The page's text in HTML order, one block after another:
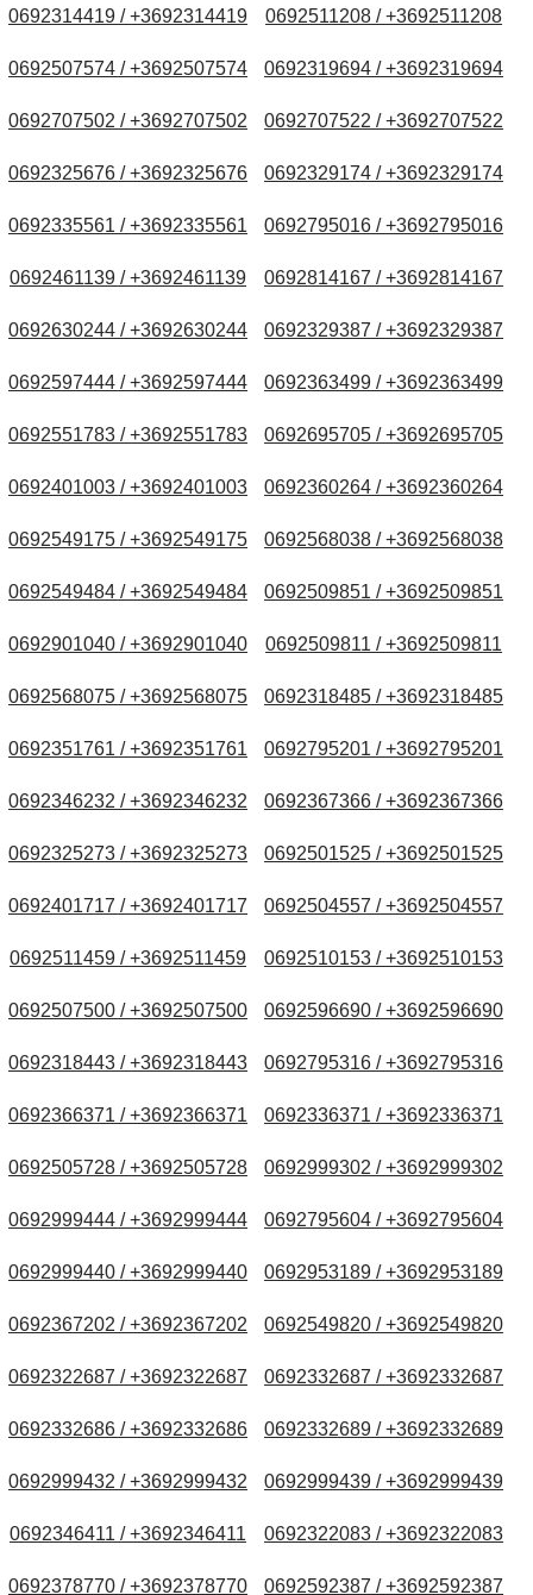
0692314419 / +3692314419 0692511208 / +3692511208
0692507574 / +3692507574 0692319694 / +3692319694
0692707502 / +3692707502 0692707522 / +3692707522
0692325676 / +3692325676 0692329174 / +3692329174
0692335561 / +3692335561 0692795016 / +3692795016
0692461139 / +3692461139 0692814167 / +3692814167
0692630244 / +3692630244 0692329387 / +3692329387
0692597444 / +3692597444 0692363499 / +3692363499
0692551783 / +3692551783 0692695705 / +3692695705
0692401003 / +3692401003 0692360264 / +3692360264
0692549175 / +3692549175 0692568038 / +3692568038
0692549484 / +3692549484 0692509851 / +3692509851
0692901040 / +3692901040 0692509811 / +3692509811
0692568075 / +3692568075 0692318485 / +3692318485
0692351761 / +3692351761 0692795201 / +3692795201
0692346232 / +3692346232 0692367366 / +3692367366
0692325273 / +3692325273 0692501525 / +3692501525
0692401717 / +3692401717 0692504557 / +3692504557
0692511459 / +3692511459 0692510153 / +3692510153
0692507500 / +3692507500 0692596690 / +3692596690
0692318443 / +3692318443 0692795316 / +3692795316
0692366371 / +3692366371 0692336371 / +3692336371
0692505728 / +3692505728 0692999302 / +3692999302
0692999444 / +3692999444 0692795604 / +3692795604
0692999440 / +3692999440 0692953189 / +3692953189
0692367202 / +3692367202 0692549820 / +3692549820
0692322687 / +3692322687 0692332687 / +3692332687
0692332686 / +3692332686 0692332689 / +3692332689
0692999432 / +3692999432 0692999439 / +3692999439
0692346411 / +3692346411 0692322083 / +3692322083
0692378770 / +3692378770 0692592387 / +3692592387